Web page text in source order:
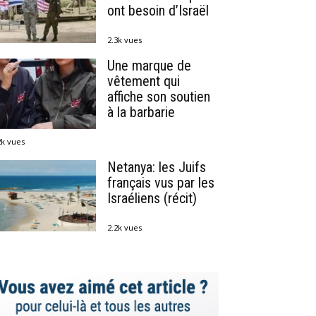
ont besoin d’Israël
2.3k vues
Une marque de
vêtement qui
affiche son soutien
à la barbarie
vues
Netanya: les Juifs
français vus par les
Israéliens (récit)
2.2k vues